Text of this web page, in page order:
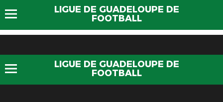
LIGUE DE GUADELOUPE DE
FOOTBALL